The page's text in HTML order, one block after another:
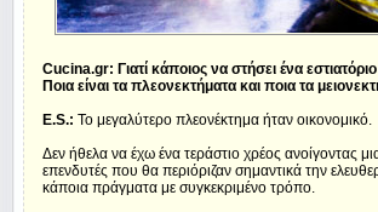
Cucina.gr: Γιατί κάποιος να στήσει ένα
Ποια είναι τα πλεονεκτήματα και ποια τα
E.S.: Το μεγαλύτερο πλεονέκτημα ήταν οικονομικό.
Δεν ήθελα να έχω ένα τεράστιο χρέος ανοίγοντας
επενδυτές που θα περιόριζαν σημαντικά την
κάποια πράγματα με συγκεκριμένο τρόπο.